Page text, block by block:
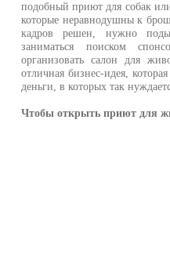
подобный приют для собак
которые неравнодушны к
кадров решен, нужно
заниматься поиском
организовать салон для
отличная бизнес-идея,
деньги, в которых так
Чтобы открыть приют для